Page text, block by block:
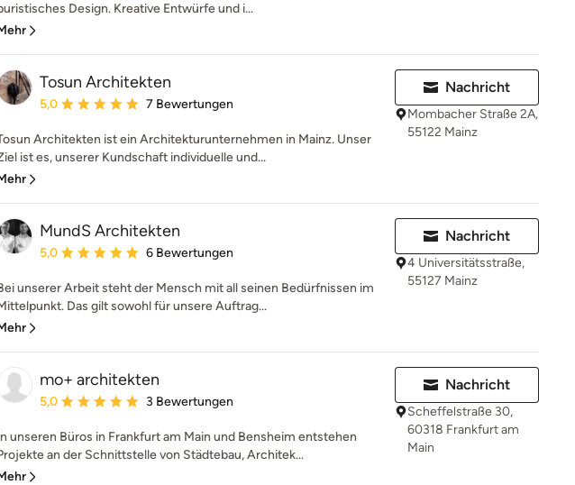
Design. Kreative Entwürfe und i...
Tosun Architekten
Durchschnittliche Bewertung: 5 von 5 Sternen
5,0 7 Bewertungen
Architekten ist ein Architekturunternehmen in Mainz. Unser
ist es, unserer Kundschaft individuelle und...
Nachricht
Mombacher Straße 2A,
55122 Mainz
MundS Architekten
Durchschnittliche Bewertung: 5 von 5 Sternen
5,0 6 Bewertungen
unserer Arbeit steht der Mensch mit all seinen Bedürfnissen im
Das gilt sowohl für unsere Auftrag...
Nachricht
4 Universitätsstraße,
55127 Mainz
mo+ architekten
Durchschnittliche Bewertung: 5 von 5 Sternen
5,0 3 Bewertungen
unseren Büros in Frankfurt am Main und Bensheim entstehen
an der Schnittstelle von Städtebau, Architek...
Nachricht
Scheffelstraße 30,
60318 Frankfurt am
Main